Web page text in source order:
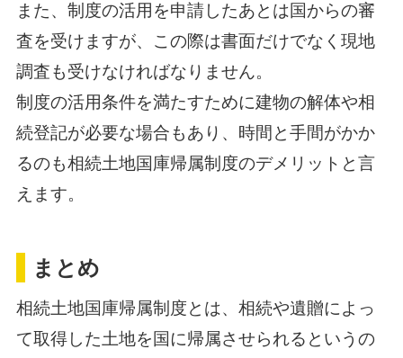
また、制度の活用を申請したあとは国からの審
査を受けますが、この際は書面だけでなく現地
調査も受けなければなりません。
制度の活用条件を満たすために建物の解体や相
続登記が必要な場合もあり、時間と手間がかか
るのも相続土地国庫帰属制度のデメリットと言
えます。
まとめ
相続土地国庫帰属制度とは、相続や遺贈によっ
て取得した土地を国に帰属させられるというの